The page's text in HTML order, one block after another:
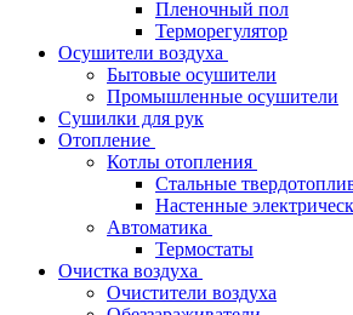
Пленочный пол
Терморегулятор
Осушители воздуха
Бытовые осушители
Промышленные осушители
Сушилки для рук
Отопление
Котлы отопления
Стальные
Настенные
Автоматика
Термостаты
Очистка воздуха
Очистители воздуха